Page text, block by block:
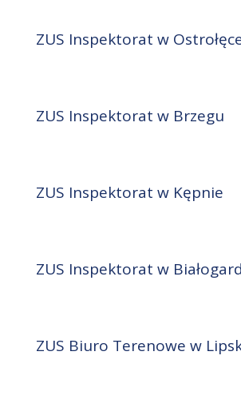
ZUS Inspektorat w
ZUS Inspektorat w Brzegu
ZUS Inspektorat w Kępnie
ZUS Inspektorat w
ZUS Biuro Terenowe w